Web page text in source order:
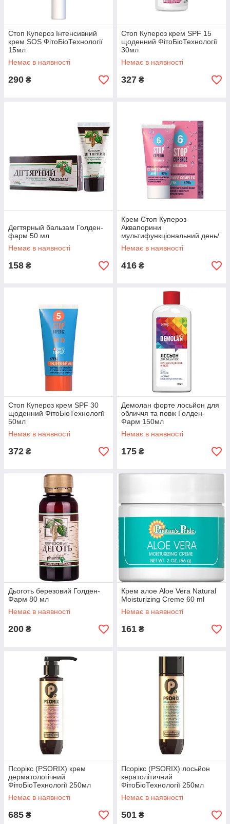
Стоп Купероз Інтенсивний
крем SOS ФітоБіоТехнології
15мл
Немає в наявності
290 ₴
Стоп Купероз крем SPF 15
щоденний ФітоБіоТехнології
30мл
Немає в наявності
327 ₴
Дегтярный бальзам Голден-
фарм 50 мл
Немає в наявності
158 ₴
Крем Стоп Купероз
Аквапорини
мультифункціональний день/
ніч ФітоБіоТехнології 50мл
Немає в наявності
416 ₴
Стоп Купероз крем SPF 30
щоденний ФітоБіоТехнології
50мл
Немає в наявності
372 ₴
Демолан форте лосьйон для
обличчя та повік Голден-
Фарм 150мл
Немає в наявності
175 ₴
Дьоготь березовий Голден-
Фарм 80 мл
Немає в наявності
200 ₴
Крем алое Aloe Vera Natural
Moisturizing Creme 60 ml
Немає в наявності
161 ₴
Псорікс (PSORIX) крем
дерматологічний
ФітоБіоТехнології 250мл
Немає в наявності
685 ₴
Псорікс (PSORIX) лосьйон
кератолітичний
ФітоБіоТехнології 250мл
Немає в наявності
501 ₴